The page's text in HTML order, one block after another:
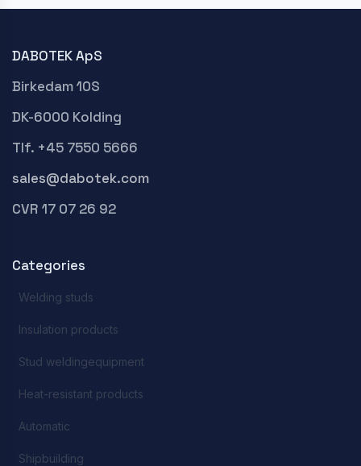
DABOTEK ApS
Birkedam 10S
DK-6000 Kolding
Tlf. +45 7550 5666
sales@dabotek.com
CVR 17 07 26 92
Categories
Welding studs
Insulation products
Stud weldingequipment
Heat-resistant products
Automatic
Shipbuilding